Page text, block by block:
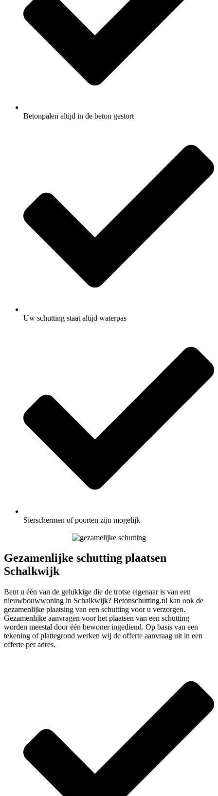
Betonpalen altijd in de beton gestort
Uw schutting staat altijd waterpas
Sierschermen of poorten zijn mogelijk
Gezamenlijke schutting plaatsen
Schalkwijk
Bent u één van de gelukkige die de trotse eigenaar is van een
nieuwbouwwoning in Schalkwijk? Betonschutting.nl kan ook de
gezamenlijke plaatsing van een schutting voor u verzorgen.
Gezamenlijke aanvragen voor het plaatsen van een schutting
worden meestal door één bewoner ingediend. Op basis van een
tekening of plattegrond werken wij de offerte aanvraag uit in een
offerte per adres.